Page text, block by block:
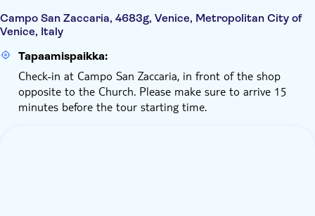
Campo San Zaccaria, 4683g, Venice, Metropolitan City of
Venice, Italy
Tapaamispaikka:
Check-in at Campo San Zaccaria, in front of the shop
opposite to the Church. Please make sure to arrive 15
minutes before the tour starting time.